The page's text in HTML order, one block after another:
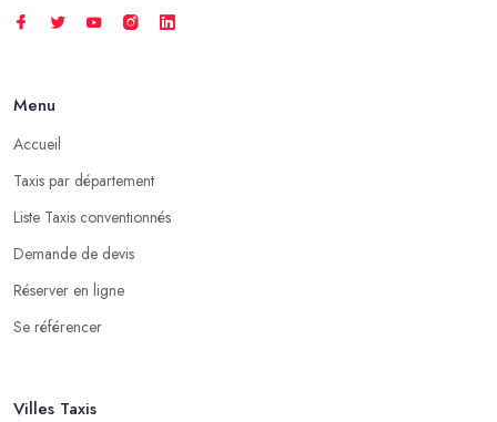
Menu
Accueil
Taxis par département
Liste Taxis conventionnés
Demande de devis
Réserver en ligne
Se référencer
Villes Taxis